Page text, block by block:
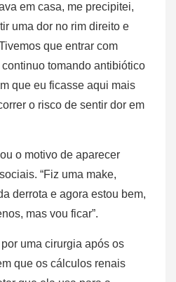
em casa, me precipitei,
uma dor no rim direito e
que entrar com
tomando antibiótico
que eu ficasse aqui mais
o risco de sentir dor em
o motivo de aparecer
“Fiz uma make,
derrota e agora estou bem,
mas vou ficar”.
uma cirurgia após os
que os cálculos renais